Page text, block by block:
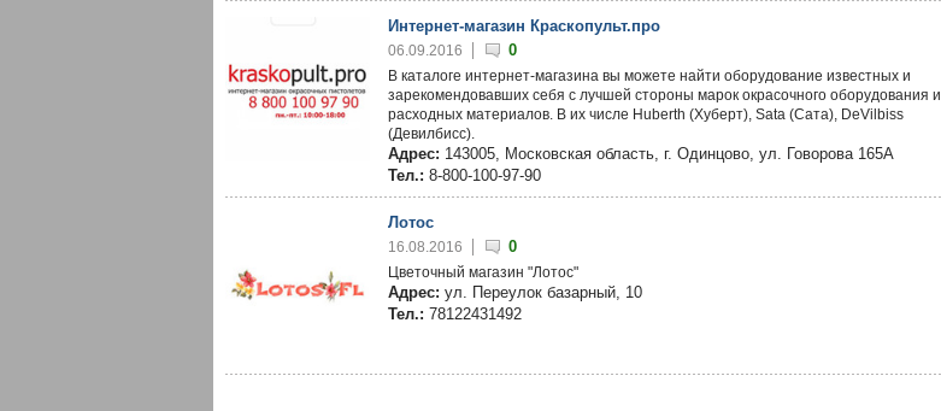
Интернет-магазин Краскопульт.про
06.09.2016 0
В каталоге интернет-магазина вы можете найти оборудование известных и
зарекомендовавших себя с лучшей стороны марок окрасочного оборудования и
расходных материалов. В их числе Huberth (Хуберт), Sata (Сата), DeVilbiss
(Девилбисс).
Адрес: 143005, Московская область, г. Одинцово, ул. Говорова 165А
Тел.: 8-800-100-97-90
Лотос
16.08.2016 0
Цветочный магазин "Лотос"
Адрес: ул. Переулок базарный, 10
Тел.: 78122431492